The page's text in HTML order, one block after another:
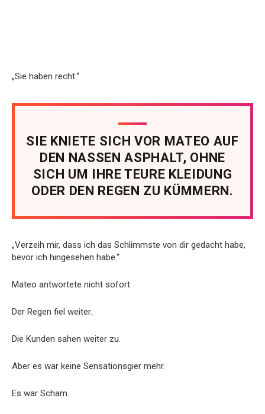
„Sie haben recht.“
SIE KNIETE SICH VOR MATEO AUF
DEN NASSEN ASPHALT, OHNE
SICH UM IHRE TEURE KLEIDUNG
ODER DEN REGEN ZU KÜMMERN.
„Verzeih mir, dass ich das Schlimmste von dir gedacht habe,
bevor ich hingesehen habe.“
Mateo antwortete nicht sofort.
Der Regen fiel weiter.
Die Kunden sahen weiter zu.
Aber es war keine Sensationsgier mehr.
Es war Scham.